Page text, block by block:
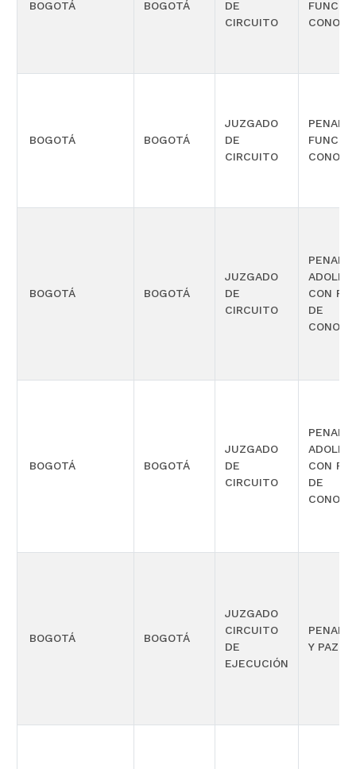
BOGOTÁ BOGOTÁ
DE
CIRCUITO
BOGOTÁ BOGOTÁ
JUZGADO
DE
CIRCUITO
PENAL
BOGOTÁ BOGOTÁ
JUZGADO
DE
CIRCUITO
PENAL
CON
DE
BOGOTÁ BOGOTÁ
JUZGADO
DE
CIRCUITO
PENAL
CON
DE
BOGOTÁ BOGOTÁ
JUZGADO
CIRCUITO
DE
EJECUCIÓN
PENAL
Y PAZ